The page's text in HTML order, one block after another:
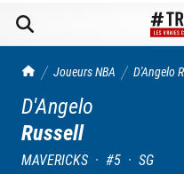
TrashTalk Actu NBA
Joueurs NBA D'Angelo
D'Angelo
Russell
MAVERICKS · #5 · SG